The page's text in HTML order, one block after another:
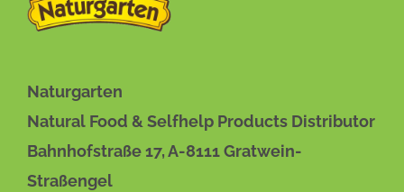
BESCHREIBUNG
DIE
OPTIONEN
KÖNNEN
Naturgarten
Natural Food & Selfhelp Products Distributor
Bahnhofstraße 17, A-8111 Gratwein-
Straßengel